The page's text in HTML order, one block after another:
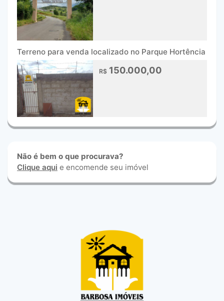
Terreno para venda localizado no Parque Hortência
R$ 150.000,00
Não é bem o que procurava?
Clique aqui e encomende seu imóvel